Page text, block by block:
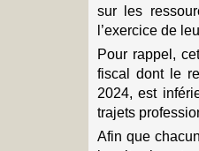
sur les
l’exercice de
Pour rappel,
fiscal dont le
2024, est
trajets
Afin que